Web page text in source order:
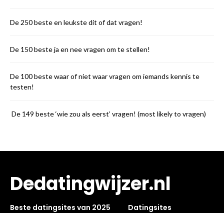
De 250 beste en leukste dit of dat vragen!
De 150 beste ja en nee vragen om te stellen!
De 100 beste waar of niet waar vragen om iemands kennis te
testen!
De 149 beste ‘wie zou als eerst’ vragen! (most likely to vragen)
Dedatingwijzer.nl
Beste datingsites van 2025
Datingsites